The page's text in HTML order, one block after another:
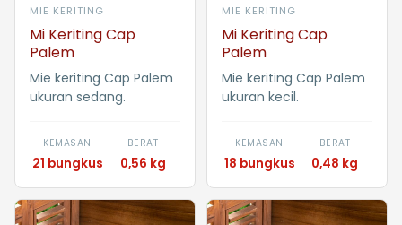
MIE KERITING
Mi Keriting Cap
Palem
Mie keriting Cap Palem
ukuran sedang.
KEMASAN
21 bungkus
BERAT
0,56 kg
MIE KERITING
Mi Keriting Cap
Palem
Mie keriting Cap Palem
ukuran kecil.
KEMASAN
18 bungkus
BERAT
0,48 kg